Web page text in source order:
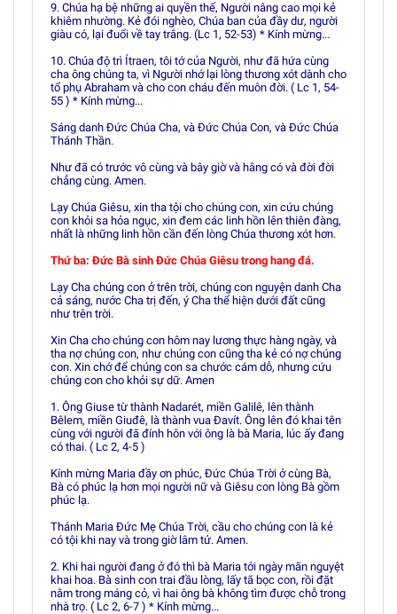
9. Chúa hạ bệ những ai quyền thế, Người nâng cao mọi kẻ
khiêm nhường. Kẻ đói nghèo, Chúa ban của đầy dư, người
giàu có, lại đuổi về tay trắng. (Lc 1, 52-53) * Kính mừng...
10. Chúa độ trì Ítraen, tôi tớ của Người, như đã hứa cùng
cha ông chúng ta, vì Người nhớ lại lòng thương xót dành cho
tổ phụ Abraham và cho con cháu đến muôn đời. ( Lc 1, 54-
55 ) * Kính mừng...
Sáng danh Ðức Chúa Cha, và Ðức Chúa Con, và Ðức Chúa
Thánh Thần.
Như đã có trước vô cùng và bây giờ và hằng có và đời đời
chẳng cùng. Amen.
Lạy Chúa Giêsu, xin tha tội cho chúng con, xin cứu chúng
con khỏi sa hỏa ngục, xin đem các linh hồn lên thiên đàng,
nhất là những linh hồn cần đến lòng Chúa thương xót hơn.
Thứ ba: Ðức Bà sinh Ðức Chúa Giêsu trong hang đá.
Lạy Cha chúng con ở trên trời, chúng con nguyện danh Cha
cả sáng, nước Cha trị đến, ý Cha thể hiện dưới đất cũng
như trên trời.
Xin Cha cho chúng con hôm nay lương thực hàng ngày, và
tha nợ chúng con, như chúng con cũng tha kẻ có nợ chúng
con. Xin chớ để chúng con sa chước cám dỗ, nhưng cứu
chúng con cho khỏi sự dữ. Amen
1. Ông Giuse từ thành Nadarét, miền Galilê, lên thành
Bêlem, miền Giuđê, là thành vua Ðavít. Ông lên đó khai tên
cùng với người đã đính hôn với ông là bà Maria, lúc ấy đang
có thai. ( Lc 2, 4-5 )
Kính mừng Maria đầy ơn phúc, Ðức Chúa Trời ở cùng Bà,
Bà có phúc lạ hơn mọi người nữ và Giêsu con lòng Bà gồm
phúc lạ.
Thánh Maria Ðức Mẹ Chúa Trời, cầu cho chúng con là kẻ
có tội khi nay và trong giờ lâm tử. Amen.
2. Khi hai người đang ở đó thì bà Maria tới ngày mãn nguyệt
khai hoa. Bà sinh con trai đầu lòng, lấy tã bọc con, rồi đặt
nằm trong máng cỏ, vì hai ông bà không tìm được chỗ trong
nhà trọ. ( Lc 2, 6-7 ) * Kính mừng...